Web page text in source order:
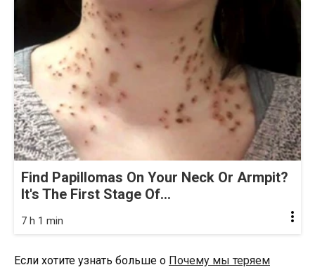
Find Papillomas On Your Neck Or Armpit?
It's The First Stage Of...
7 h 1 min
Если хотите узнать больше о Почему мы теряем